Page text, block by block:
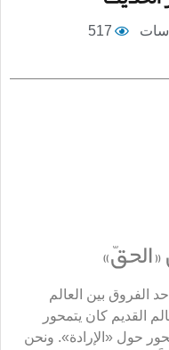
517
الفروق بين العالم
القديم كان يتمحور
حول «الإرادة». ونحن